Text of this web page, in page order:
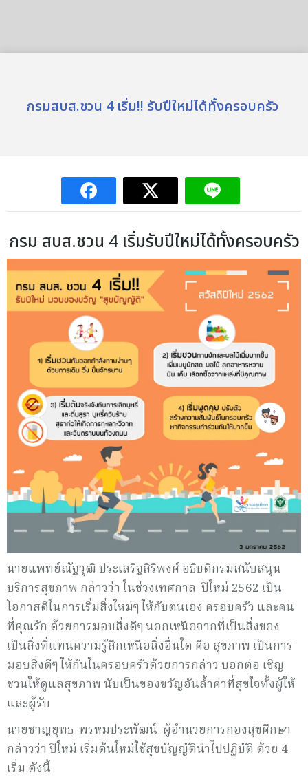
กรมสบส.ชวน 4 เริ่ม!! รับปีใหม่ได้ทั้งครอบครัว
กรม สบส.ชวน 4 เริ่มรับปีใหม่ได้ทั้งครอบครัว
นายแพทย์ณัฐวุฒิ ประเสริฐสิริพงศ์ อธิบดีกรมสนับสนุน
บริการสุขภาพ กล่าวว่า ในช่วงเทศกาล ปีใหม่ 2562 เป็น
โอกาสดีในการเริ่มสิ่งใหม่ๆ ให้กับตนเอง ครอบครัว และคน
ที่คุณรัก ด้วยการมอบสิ่งดีๆ นอกเหนือจากที่เป็นสิ่งของ
เป็นสิ่งที่แทนความรู้สึกเหนือสิ่งอื่นใด คือ สุขภาพ เป็นการ
มอบสิ่งดีๆ ให้กันในครอบครัวด้วยการกล่าว บอกต่อ เชิญ
ชวนให้ดูแลสุขภาพ นับเป็นของขวัญอันล้ำค่าที่สุขใจทั้งผู้ให้
และผู้รับ
นายชาญยุทธ พรหมประพัฒน์ ผู้อำนวยการกองสุขศึกษา
กล่าวว่า ปีใหม่ เริ่มต้นใหม่ใช้สุขบัญญัตินำไปปฏิบัติ ด้วย 4
เริ่ม ดังนี้